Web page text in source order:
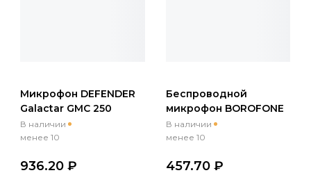
Микрофон DEFENDER
Galactar GMC 250
игровой стрим, USB,
LED, кабель 1.5м,
В наличии
менее 10
936.20 ₽
Беспроводной
микрофон BOROFONE
BFK16A, Lightning, 2
микрофона, черный
В наличии
менее 10
457.70 ₽